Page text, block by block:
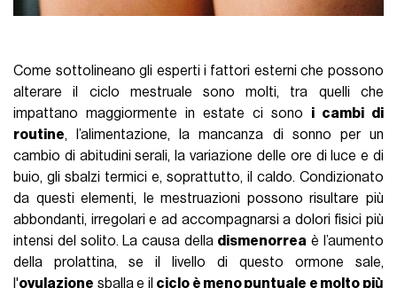
Come sottolineano gli esperti i fattori esterni che possono
alterare il ciclo mestruale sono molti, tra quelli che
impattano maggiormente in estate ci sono i cambi di
routine, l’alimentazione, la mancanza di sonno per un
cambio di abitudini serali, la variazione delle ore di luce e di
buio, gli sbalzi termici e, soprattutto, il caldo. Condizionato
da questi elementi, le mestruazioni possono risultare più
abbondanti, irregolari e ad accompagnarsi a dolori fisici più
intensi del solito. La causa della dismenorrea è l’aumento
della prolattina, se il livello di questo ormone sale,
l'ovulazione sballa e il ciclo è meno puntuale e molto più̀